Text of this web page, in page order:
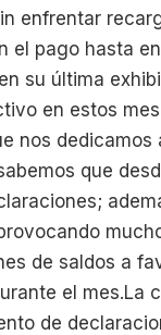
enfrentar
el pago hasta
su última
en estos
nos
que
de saldos a
el mes.La
de